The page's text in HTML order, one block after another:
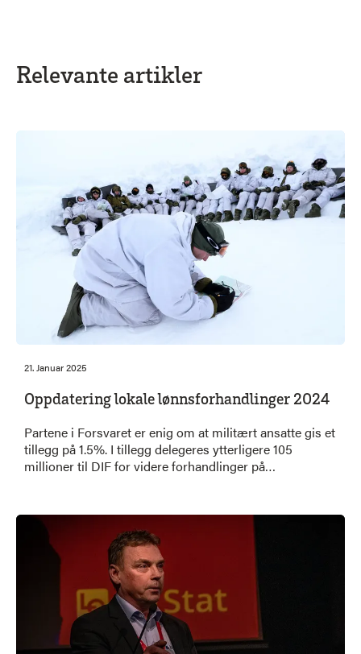
Relevante artikler
21. Januar 2025
Oppdatering lokale lønnsforhandlinger 2024
Partene i Forsvaret er enig om at militært ansatte gis et
tillegg på 1.5%. I tillegg delegeres ytterligere 105
millioner til DIF for videre forhandlinger på